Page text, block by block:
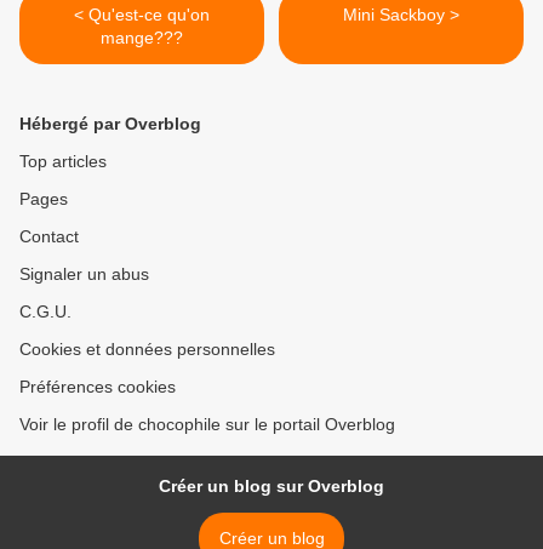
< Qu'est-ce qu'on
mange???
Mini Sackboy >
Hébergé par Overblog
Top articles
Pages
Contact
Signaler un abus
C.G.U.
Cookies et données personnelles
Préférences cookies
Voir le profil de chocophile sur le portail Overblog
Créer un blog sur Overblog
Créer un blog